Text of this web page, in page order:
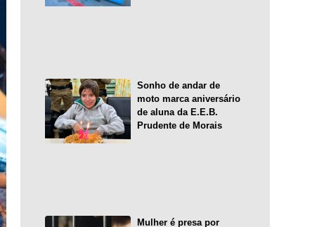
Sonho de andar de
moto marca aniversário
de aluna da E.E.B.
Prudente de Morais
Mulher é presa por